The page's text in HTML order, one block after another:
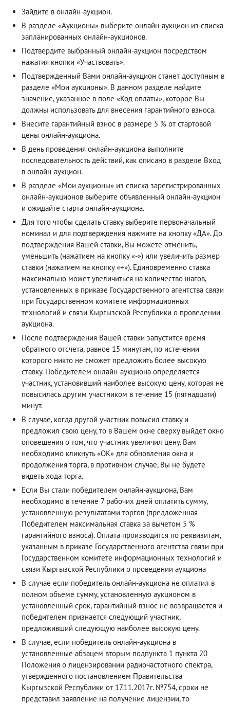
Зайдите в онлайн-аукцион.
В разделе «Аукционы» выберите онлайн-аукцион из списка
запланированных онлайн-аукционов.
Подтвердите выбранный онлайн-аукцион посредством
нажатия кнопки «Участвовать».
Подтвержденный Вами онлайн-аукцион станет доступным в
разделе «Мои аукционы». В данном разделе найдите
значение, указанное в поле «Код оплаты», которое Вы
должны использовать для внесения гарантийного взноса.
Внесите гарантийный взнос в размере 5 % от стартовой
цены онлайн-аукциона.
В день проведения онлайн-аукциона выполните
последовательность действий, как описано в разделе Вход
в онлайн-аукцион.
В разделе «Мои аукционы» из списка зарегистрированных
онлайн-аукционов выберите объявленный онлайн-аукцион
и ожидайте старта онлайн-аукциона.
Для того чтобы сделать ставку выберите первоначальный
номинал и для подтверждения нажмите на кнопку «ДА». До
подтверждения Вашей ставки, Вы можете отменить,
уменьшить (нажатием на кнопку «-») или увеличить размер
ставки (нажатием на кнопку «+»). Единовременно ставка
максимально может увеличиться на количество шагов,
установленных в приказе Государственного агентства связи
при Государственном комитете информационных
технологий и связи Кыргызской Республики о проведении
аукциона.
После подтверждения Вашей ставки запустится время
обратного отсчета, равное 15 минутам, по истечении
которого никто не сможет предложить более высокую
ставку. Победителем онлайн-аукциона определяется
участник, установивший наиболее высокую цену, которая не
повысилась другим участником в течение 15 (пятнадцати)
минут.
В случае, когда другой участник повысил ставку и
предложил свою цену, то в Вашем окне сверху выйдет окно
оповещения о том, что участник увеличил цену. Вам
необходимо кликнуть «ОК» для обновления окна и
продолжения торга, в противном случае, Вы не будете
видеть хода торга.
Если Вы стали победителем онлайн-аукциона, Вам
необходимо в течение 7 рабочих дней оплатить сумму,
установленную результатами торгов (предложенная
Победителем максимальная ставка за вычетом 5 %
гарантийного взноса). Оплата производится по реквизитам,
указанным в приказе Государственного агентства связи при
Государственном комитете информационных технологий и
связи Кыргызской Республики о проведении аукциона
В случае если победитель онлайн-аукциона не оплатил в
полном объеме сумму, установленную аукционом в
установленный срок, гарантийный взнос не возвращается и
победителем признается следующий участник,
предложивший следующую наиболее высокую цену.
В случае, если победитель онлайн-аукциона в
установленные абзацем вторым подпункта 1 пункта 20
Положения о лицензировании радиочастотного спектра,
утвержденного постановлением Правительства
Кыргызской Республики от 17.11.2017г. №754, сроки не
представил заявление на получение лицензии, то